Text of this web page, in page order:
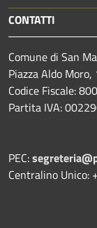
CONTATTI
Comune di San
Piazza Aldo
Codice Fiscale:
Partita IVA:
PEC:
Centralino Unico: